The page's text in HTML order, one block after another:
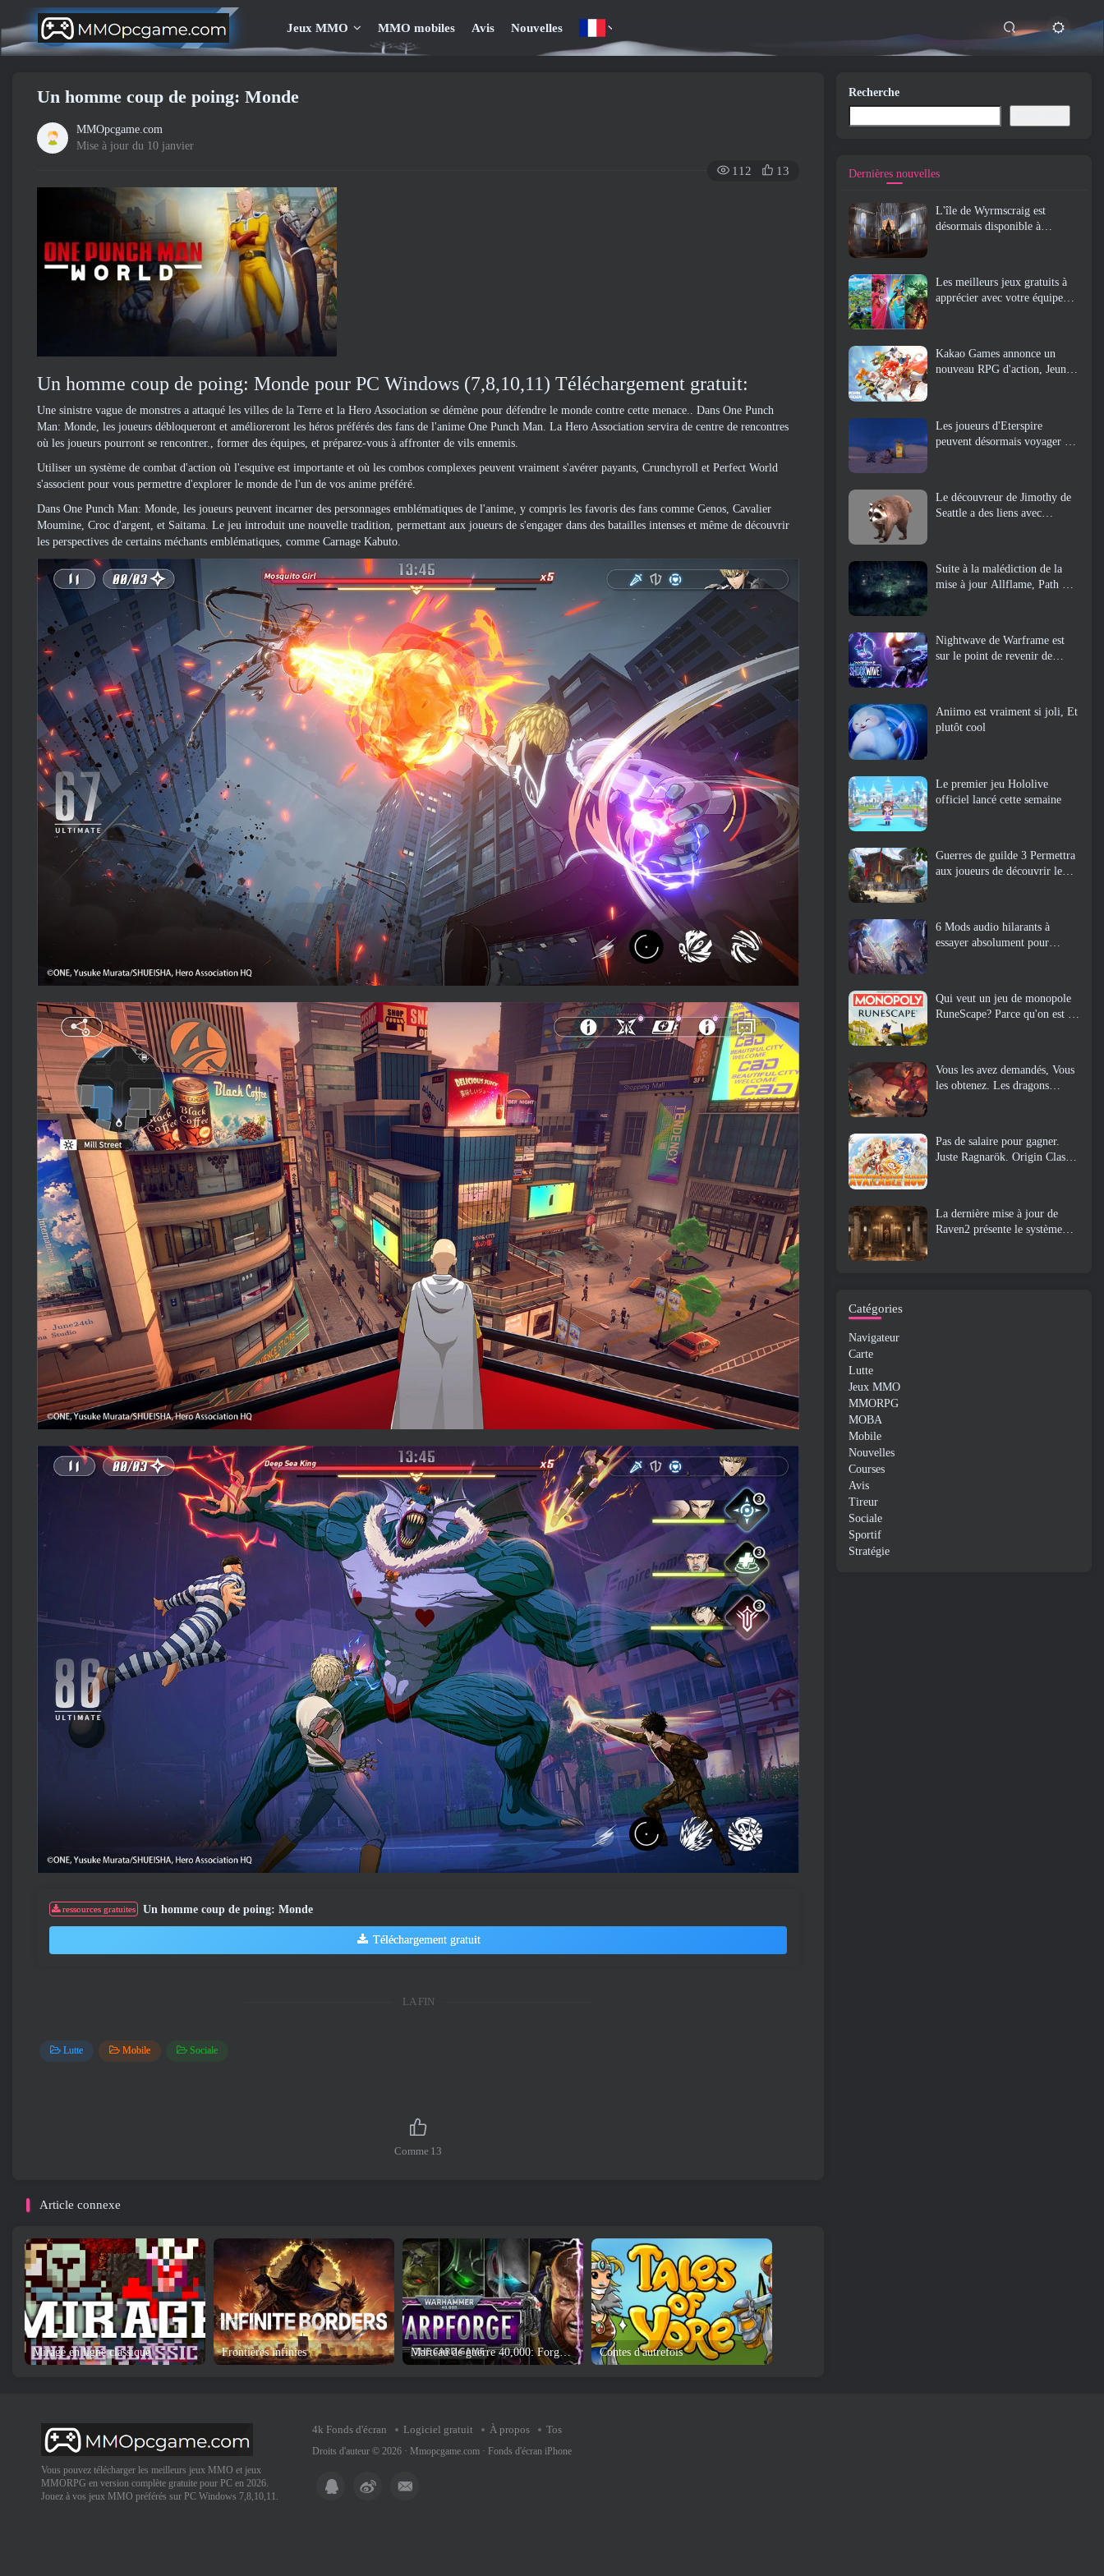
Jeux MMO MMO mobiles Avis Nouvelles
Un homme coup de poing: Monde
MMOpcgame.com
Mise à jour du 10 janvier
112 13
Un homme coup de poing: Monde pour PC Windows (7,8,10,11) Téléchargement gratuit:
Une sinistre vague de monstres a attaqué les villes de la Terre et la Hero Association se démène pour défendre le monde contre cette menace.. Dans One Punch
Man: Monde, les joueurs débloqueront et amélioreront les héros préférés des fans de l'anime One Punch Man. La Hero Association servira de centre de rencontres
où les joueurs pourront se rencontrer., former des équipes, et préparez-vous à affronter de vils ennemis.
Utiliser un système de combat d'action où l'esquive est importante et où les combos complexes peuvent vraiment s'avérer payants, Crunchyroll et Perfect World
s'associent pour vous permettre d'explorer le monde de l'un de vos anime préféré.
Dans One Punch Man: Monde, les joueurs peuvent incarner des personnages emblématiques de l'anime, y compris les favoris des fans comme Genos, Cavalier
Moumine, Croc d'argent, et Saitama. Le jeu introduit une nouvelle tradition, permettant aux joueurs de s'engager dans des batailles intenses et même de découvrir
les perspectives de certains méchants emblématiques, comme Carnage Kabuto.
ressources gratuites Un homme coup de poing: Monde
Téléchargement gratuit
LA FIN
Lutte Mobile Sociale
Comme 13
Article connexe
Mirage en ligne classique Frontières infinies Marteau de guerre 40,000: Forge Warp Contes d'autrefois
Recherche
Dernières nouvelles
L'île de Wyrmscraig est
désormais disponible à
Les meilleurs jeux gratuits à
apprécier avec votre équipe
Kakao Games annonce un
nouveau RPG d'action, Jeune
Les joueurs d'Eterspire
peuvent désormais voyager un
Le découvreur de Jimothy de
Seattle a des liens avec
Suite à la malédiction de la
mise à jour Allflame, Path Of
Nightwave de Warframe est
sur le point de revenir de
Aniimo est vraiment si joli, Et
plutôt cool
Le premier jeu Hololive
officiel lancé cette semaine
Guerres de guilde 3 Permettra
aux joueurs de découvrir le
6 Mods audio hilarants à
essayer absolument pour
Qui veut un jeu de monopole
RuneScape? Parce qu'on est en
Vous les avez demandés, Vous
les obtenez. Les dragons
Pas de salaire pour gagner.
Juste Ragnarök. Origin Classic
La dernière mise à jour de
Raven2 présente le système
Catégories
Navigateur
Carte
Lutte
Jeux MMO
MMORPG
MOBA
Mobile
Nouvelles
Courses
Avis
Tireur
Sociale
Sportif
Stratégie
Vous pouvez télécharger les meilleurs jeux MMO et jeux
MMORPG en version complète gratuite pour PC en 2026.
Jouez à vos jeux MMO préférés sur PC Windows 7,8,10,11.
4k Fonds d'écran Logiciel gratuit À propos Tos
Droits d'auteur © 2026 · Mmopcgame.com · Fonds d'écran iPhone